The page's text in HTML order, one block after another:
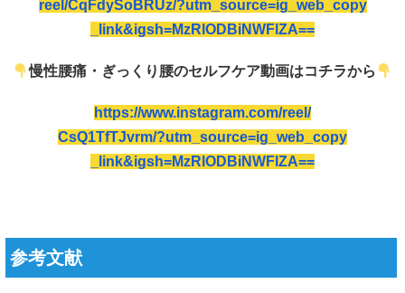
reel/CqFdySoBRUz/?utm_source=ig_web_copy
_link&igsh=MzRlODBiNWFlZA==
慢性腰痛・ぎっくり腰のセルフケア動画はコチラから
https://www.instagram.com/reel/
CsQ1TfTJvrm/?utm_source=ig_web_copy
_link&igsh=MzRlODBiNWFlZA==
参考文献